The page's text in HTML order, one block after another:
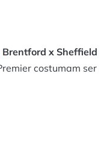
Brentford x Sheffield
costumam ser